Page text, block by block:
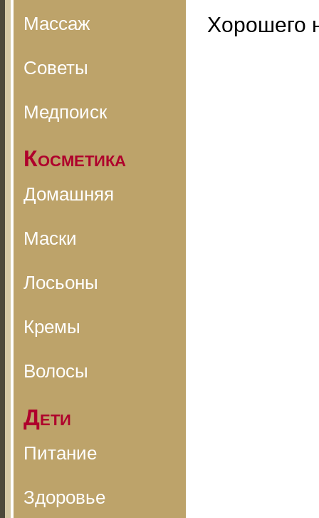
Массаж
Советы
Медпоиск
Косметика
Домашняя
Маски
Лосьоны
Кремы
Волосы
Дети
Питание
Здоровье
Хорошего